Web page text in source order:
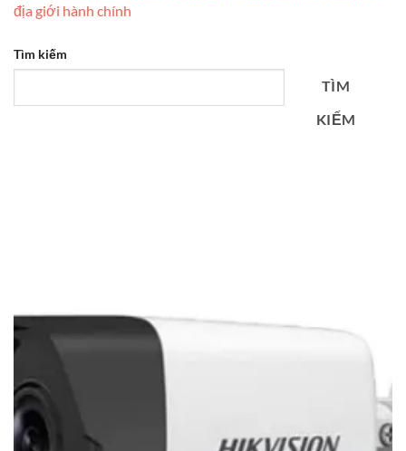
địa giới hành chính
Tìm kiếm
TÌM
KIẾM